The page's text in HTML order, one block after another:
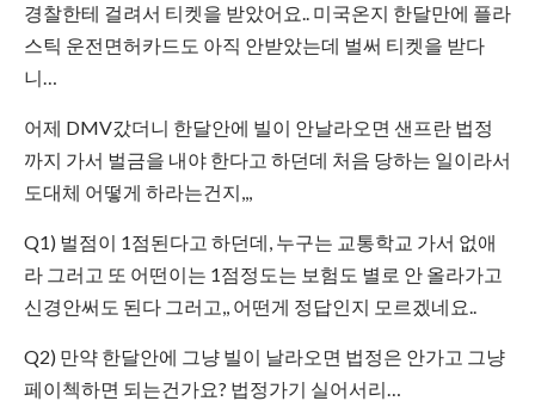
경찰한테 걸려서 티켓을 받았어요.. 미국온지 한달만에 플라
스틱 운전면허카드도 아직 안받았는데 벌써 티켓을 받다
니…
어제 DMV갔더니 한달안에 빌이 안날라오면 샌프란 법정
까지 가서 벌금을 내야 한다고 하던데 처음 당하는 일이라서
도대체 어떻게 하라는건지,,,
Q1) 벌점이 1점된다고 하던데, 누구는 교통학교 가서 없애
라 그러고 또 어떤이는 1점정도는 보험도 별로 안 올라가고
신경안써도 된다 그러고,, 어떤게 정답인지 모르겠네요..
Q2) 만약 한달안에 그냥 빌이 날라오면 법정은 안가고 그냥
페이첵하면 되는건가요? 법정가기 실어서리…